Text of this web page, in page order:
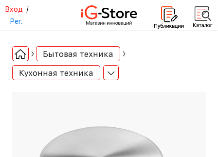
Вход /
Рег.
Бытовая техника
Кухонная техника